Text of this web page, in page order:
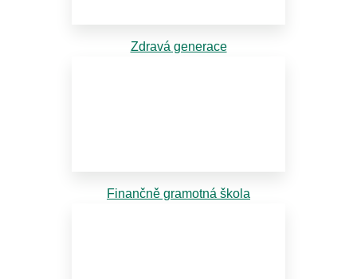
Zdravá generace
Finančně gramotná škola